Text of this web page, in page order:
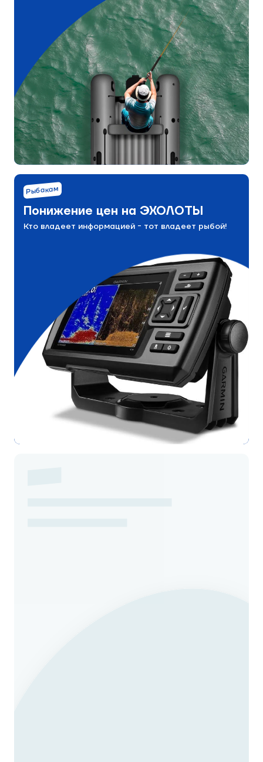
Рыбакам
Понижение цен на ЭХОЛОТЫ
Кто владеет информацией - тот владеет рыбой!